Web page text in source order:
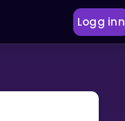
Logg inn